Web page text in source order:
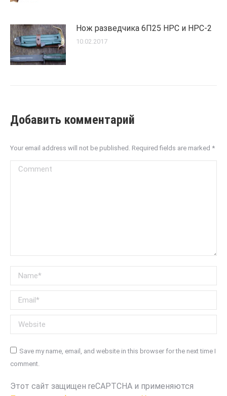
Нож разведчика 6П25 НРС и НРС-2
10.02.2017
Добавить комментарий
Your email address will not be published. Required fields are marked *
Comment
Name *
Email *
Website
Save my name, email, and website in this browser for the next time I
comment.
Этот сайт защищен reCAPTCHA и применяются